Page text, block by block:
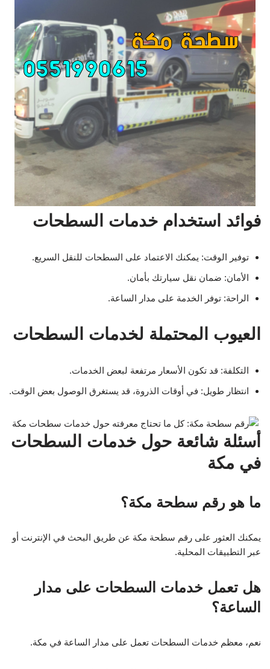
فوائد استخدام خدمات السطحات
توفير الوقت: يمكنك الاعتماد على السطحات للنقل السريع.
الأمان: ضمان نقل سيارتك بأمان.
الراحة: توفر الخدمة على مدار الساعة.
العيوب المحتملة لخدمات السطحات
التكلفة: قد تكون الأسعار مرتفعة لبعض الخدمات.
انتظار طويل: في أوقات الذروة، قد يستغرق الوصول بعض الوقت.
أسئلة شائعة حول خدمات السطحات
في مكة
ما هو رقم سطحة مكة؟
يمكنك العثور على رقم سطحة مكة عن طريق البحث في الإنترنت أو
عبر التطبيقات المحلية.
هل تعمل خدمات السطحات على مدار
الساعة؟
نعم، معظم خدمات السطحات تعمل على مدار الساعة في مكة.